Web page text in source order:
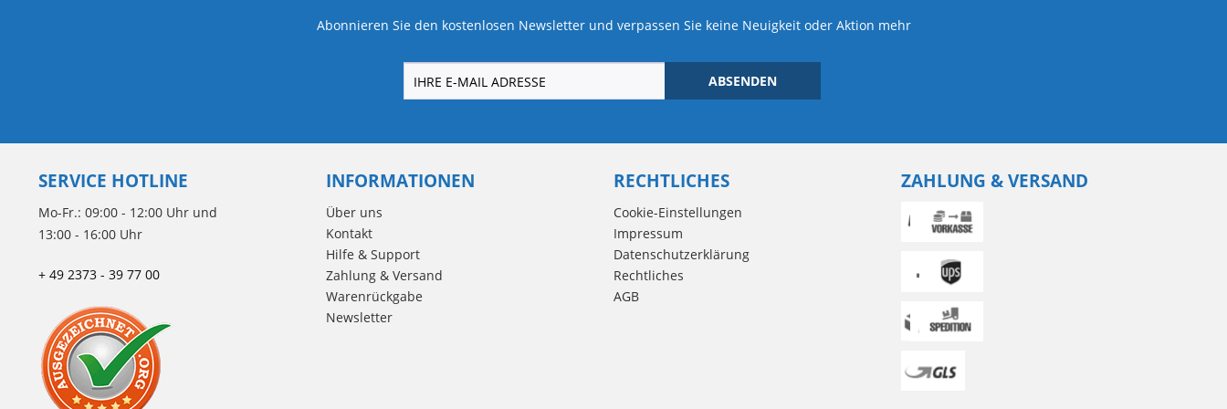
Abonnieren Sie den kostenlosen Newsletter und verpassen Sie keine Neuigkeit oder Aktion mehr
ABSENDEN
SERVICE HOTLINE
Mo-Fr.: 09:00 - 12:00 Uhr und
13:00 - 16:00 Uhr
+ 49 2373 - 39 77 00
INFORMATIONEN
Über uns
Kontakt
Hilfe & Support
Zahlung & Versand
Warenrückgabe
Newsletter
RECHTLICHES
Cookie-Einstellungen
Impressum
Datenschutzerklärung
Rechtliches
AGB
ZAHLUNG & VERSAND